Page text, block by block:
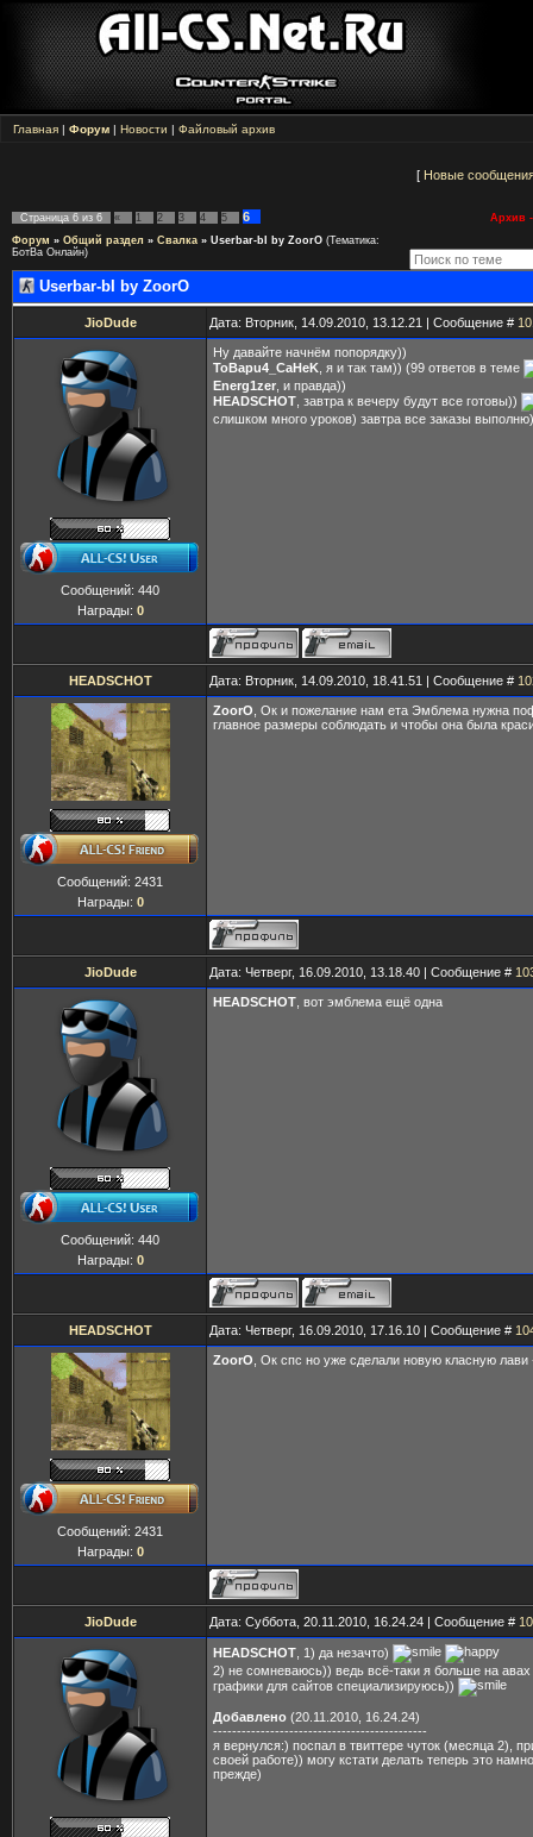
Главная | Форум | Новости | Файловый архив
[ Новые
Страница 6 из 6 « 1 2 3 4 5 6
Архив -
Форум » Общий раздел » Свалка » Userbar-bI by ZoorO (Тематика:
БотВа Онлайн)
Userbar-bI by ZoorO
JioDude Дата: Вторник, 14.09.2010, 13.12.21 | Сообщение #
Сообщений: 440
Награды: 0
Ну давайте начнём попорядку))
ToBapu4_CaHeK , я и так там)) (99 ответов в теме
Energ1zer , и правда))
HEADSCHOT , завтра к вечеру будут все готовы))
слишком много уроков) завтра все заказы выполню)
HEADSCHOT Дата: Вторник, 14.09.2010, 18.41.51 | Сообщение #
Сообщений: 2431
Награды: 0
ZoorO , Ок и пожелание нам ета Эмблема нужна
главное размеры соблюдать и чтобы она была
JioDude Дата: Четверг, 16.09.2010, 13.18.40 | Сообщение #
Сообщений: 440
Награды: 0
HEADSCHOT , вот эмблема ещё одна
HEADSCHOT Дата: Четверг, 16.09.2010, 17.16.10 | Сообщение #
Сообщений: 2431
Награды: 0
ZoorO , Ок спс но уже сделали новую класную лави
JioDude Дата: Суббота, 20.11.2010, 16.24.24 | Сообщение #
HEADSCHOT , 1) да незачто)
2) не сомневаюсь)) ведь всё-таки я больше на
графики для сайтов специализируюсь))
Добавлено (20.11.2010, 16.24.24)
---------------------------------------------
я вернулся:) поспал в твиттере чуток (месяца 2),
своей работе)) могу кстати делать теперь это
прежде)